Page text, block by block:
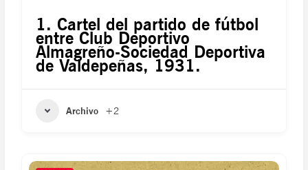
1. Cartel del partido de fútbol
entre Club Deportivo
Almagreño-Sociedad Deportiva
de Valdepeñas, 1931.
Archivo +2